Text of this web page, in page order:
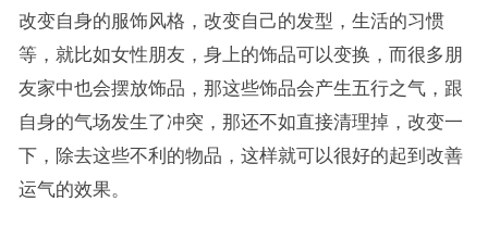
改变自身的服饰风格，改变自己的发型，生活的习惯
等，就比如女性朋友，身上的饰品可以变换，而很多朋
友家中也会摆放饰品，那这些饰品会产生五行之气，跟
自身的气场发生了冲突，那还不如直接清理掉，改变一
下，除去这些不利的物品，这样就可以很好的起到改善
运气的效果。